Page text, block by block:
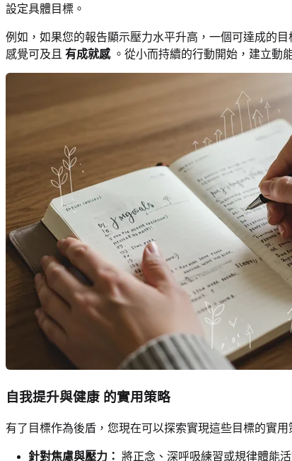
設定具體目標。
例如，如果您的報告顯示壓力水平升高，一個可達成的
感覺可及且 有成就感。從小而持續的行動開始，建立動
自我提升與健康 的實用策略
有了目標作為後盾，您現在可以探索實現這些目標的實
針對焦慮與壓力： 將正念、深呼吸練習或規律體能